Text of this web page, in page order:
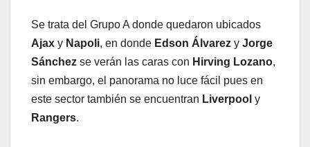
Se trata del Grupo A donde quedaron ubicados
Ajax y Napoli, en donde Edson Álvarez y Jorge
Sánchez se verán las caras con Hirving Lozano,
sin embargo, el panorama no luce fácil pues en
este sector también se encuentran Liverpool y
Rangers.